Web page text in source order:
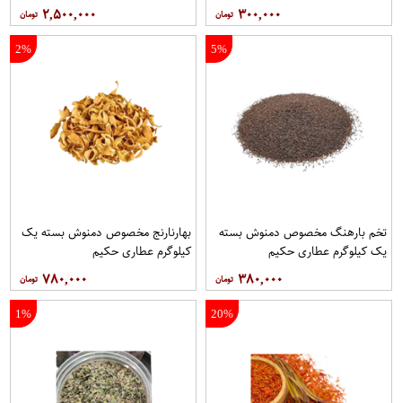
۳۰۰,۰۰۰ ۲,۵۰۰,۰۰۰
5%
تخم بارهنگ مخصوص دمنوش بسته
یک کیلوگرم عطاری حکیم
۳۸۰,۰۰۰
2%
بهارنارنج مخصوص دمنوش بسته یک
کیلوگرم عطاری حکیم
۷۸۰,۰۰۰
20%
1%